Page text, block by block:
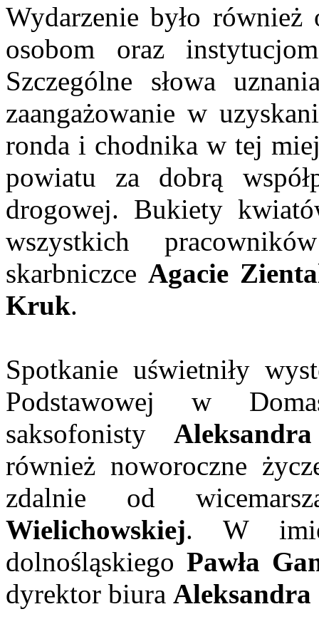
Wydarzenie było również
osobom oraz
Szczególne słowa
zaangażowanie w
ronda i chodnika w tej
powiatu za dobrą
drogowej. Bukiety
wszystkich
skarbniczceAgacie
Kruk.
Spotkanie uświetniły
Podstawowej w
saksofonisty
również noworoczne
zdalnie od
Wielichowskiej. W
dolnośląskiegoPawła
dyrektor biura Aleksandra